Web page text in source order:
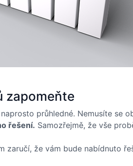
zapomeňte
průhledné. Nemusíte se
řešení. Samozřejmě, že vše
zaručí, že vám bude nabídnuto